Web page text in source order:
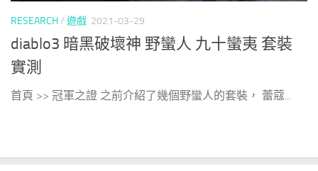
RESEARCH/ 遊戲 2021-03-29
diablo3 暗黑破壞神 野蠻人 九十蠻夷 套裝
實測
首頁 >> 冠軍之證 之前介紹了幾個野蠻人的套裝， 蕾蔻...